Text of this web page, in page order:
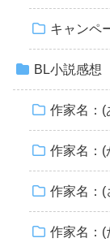
キャンペ
BL小説感想
作家名：(
作家名：(
作家名：(
作家名：(